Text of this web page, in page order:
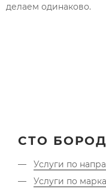
делаем одинаково.​
СТО
Услуги по
Услуги по